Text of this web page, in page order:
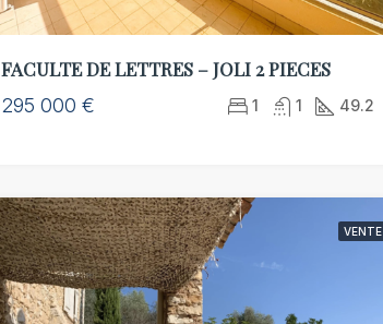
FACULTE DE LETTRES – JOLI 2 PIECES
295 000 € 1 1 49.2
VENTE